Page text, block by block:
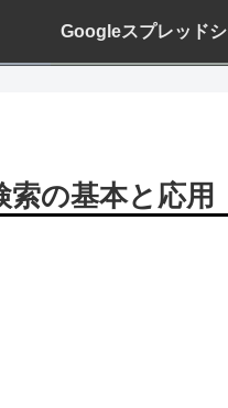
Googleスプレッドシ
の基本と応用